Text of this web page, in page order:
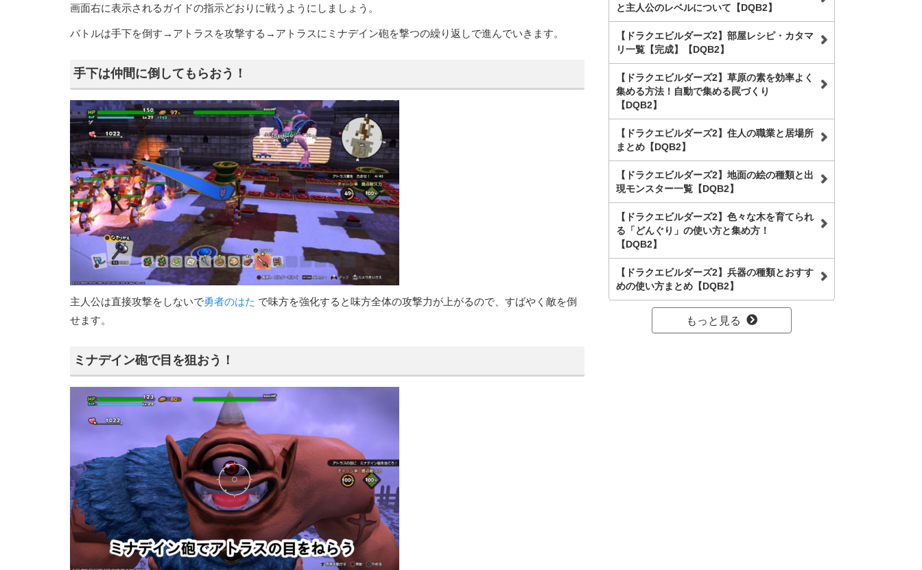
画面右に表示されるガイドの指示どおりに戦うようにしましょう。
バトルは手下を倒す→アトラスを攻撃する→アトラスにミナデイン砲を撃つの繰り返しで進んでいきます。
手下は仲間に倒してもらおう！
主人公は直接攻撃をしないで勇者のはた で味方を強化すると味方全体の攻撃力が上がるので、すばやく敵を倒
せます。
ミナデイン砲で目を狙おう！
と主人公のレベルについて【DQB2】
【ドラクエビルダーズ2】部屋レシピ・カタマ
リ一覧【完成】【DQB2】
【ドラクエビルダーズ2】草原の素を効率よく
集める方法！自動で集める罠づくり
【DQB2】
【ドラクエビルダーズ2】住人の職業と居場所
まとめ【DQB2】
【ドラクエビルダーズ2】地面の絵の種類と出
現モンスター一覧【DQB2】
【ドラクエビルダーズ2】色々な木を育てられ
る「どんぐり」の使い方と集め方！
【DQB2】
【ドラクエビルダーズ2】兵器の種類とおすす
めの使い方まとめ【DQB2】
もっと見る